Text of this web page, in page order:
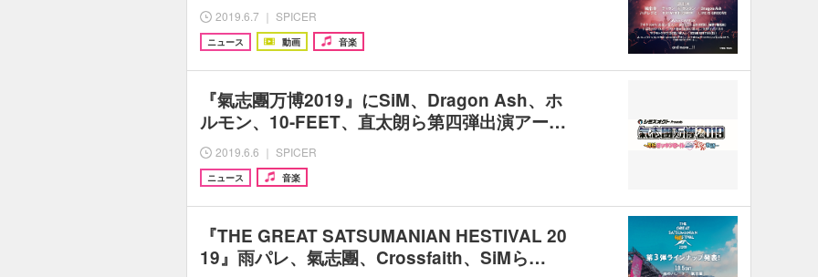
2019.6.7 ｜ SPICER
ニュース 動画 音楽
『氣志團万博2019』にSiM、Dragon Ash、ホ
ルモン、10-FEET、直太朗ら第四弾出演アー…
2019.6.6 ｜ SPICER
ニュース 音楽
『THE GREAT SATSUMANIAN HESTIVAL 20
19』雨パレ、氣志團、Crossfaith、SiMら…